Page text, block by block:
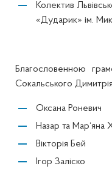
Колектив
«Дударик» ім.
Благословенною
Сокальського
Оксана Роневич
Назар та Мар‘яна
Вікторія Бей
Ігор Заліско